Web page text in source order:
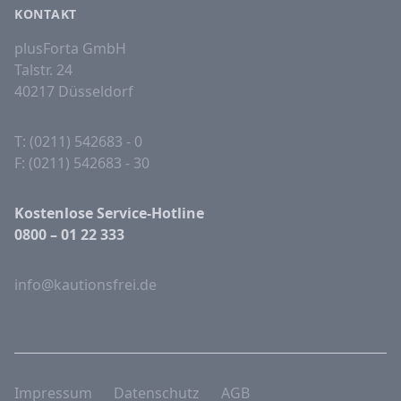
KONTAKT
plusForta GmbH
Talstr. 24
40217 Düsseldorf
T: (0211) 542683 - 0
F: (0211) 542683 - 30
Kostenlose Service-Hotline
0800 – 01 22 333
info@kautionsfrei.de
Impressum Datenschutz AGB